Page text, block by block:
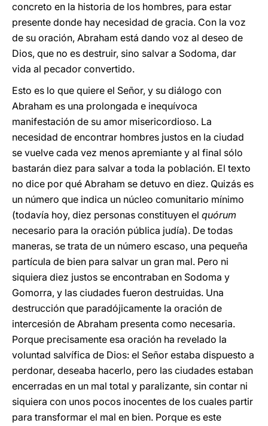
concreto en la historia de los hombres, para estar
presente donde hay necesidad de gracia. Con la voz
de su oración, Abraham está dando voz al deseo de
Dios, que no es destruir, sino salvar a Sodoma, dar
vida al pecador convertido.
Esto es lo que quiere el Señor, y su diálogo con
Abraham es una prolongada e inequívoca
manifestación de su amor misericordioso. La
necesidad de encontrar hombres justos en la ciudad
se vuelve cada vez menos apremiante y al final sólo
bastarán diez para salvar a toda la población. El texto
no dice por qué Abraham se detuvo en diez. Quizás es
un número que indica un núcleo comunitario mínimo
(todavía hoy, diez personas constituyen el quórum
necesario para la oración pública judía). De todas
maneras, se trata de un número escaso, una pequeña
partícula de bien para salvar un gran mal. Pero ni
siquiera diez justos se encontraban en Sodoma y
Gomorra, y las ciudades fueron destruidas. Una
destrucción que paradójicamente la oración de
intercesión de Abraham presenta como necesaria.
Porque precisamente esa oración ha revelado la
voluntad salvífica de Dios: el Señor estaba dispuesto a
perdonar, deseaba hacerlo, pero las ciudades estaban
encerradas en un mal total y paralizante, sin contar ni
siquiera con unos pocos inocentes de los cuales partir
para transformar el mal en bien. Porque es este